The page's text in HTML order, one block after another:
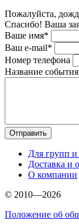
Пожалуйста,
Спасибо! Ваша
Ваше имя*
Ваш e-mail*
Номер телефона
Название
Для групп
Доставка и
О компании
© 2010—2026
Положение об